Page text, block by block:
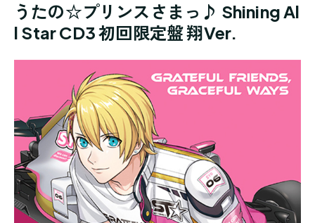
うたの☆プリンスさまっ♪ Shining Al
l Star CD3 初回限定盤 翔Ver.